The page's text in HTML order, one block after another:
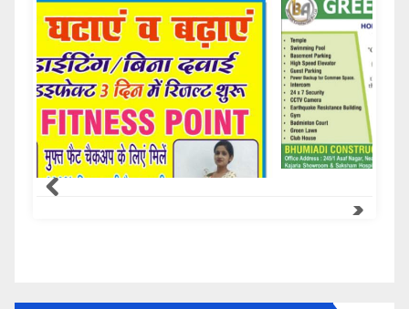
Samachar Express